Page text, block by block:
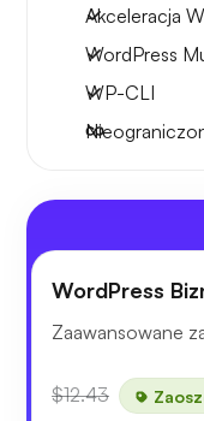
Akceleracja
WordPress
WP-CLI
WordPress
Zaawansowane
$12.43